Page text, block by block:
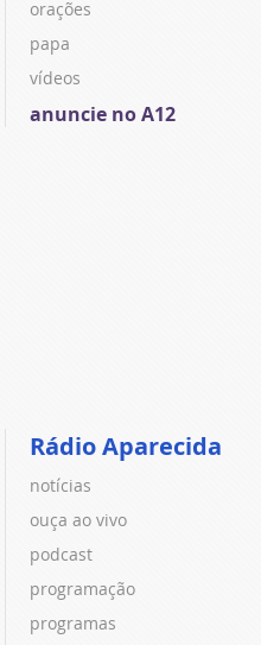
orações
papa
vídeos
anuncie no A12
Rádio Aparecida
notícias
ouça ao vivo
podcast
programação
programas